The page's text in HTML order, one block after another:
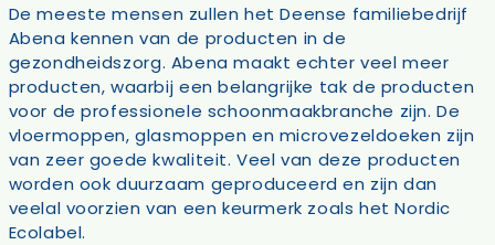
De meeste mensen zullen het Deense familiebedrijf
Abena kennen van de producten in de
gezondheidszorg. Abena maakt echter veel meer
producten, waarbij een belangrijke tak de producten
voor de professionele schoonmaakbranche zijn. De
vloermoppen, glasmoppen en microvezeldoeken zijn
van zeer goede kwaliteit. Veel van deze producten
worden ook duurzaam geproduceerd en zijn dan
veelal voorzien van een keurmerk zoals het Nordic
Ecolabel.